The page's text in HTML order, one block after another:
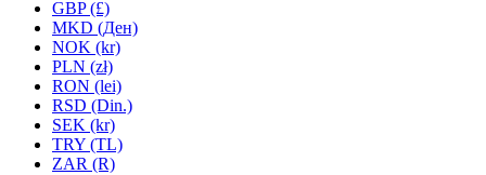
GBP (£)
MKD (Ден)
NOK (kr)
PLN (zł)
RON (lei)
RSD (Din.)
SEK (kr)
TRY (TL)
ZAR (R)